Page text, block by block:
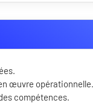
œuvre opérationnelle.
compétences.